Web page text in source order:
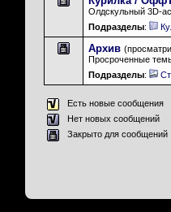
Олдскульный 3D-
Подразделы:
Архив
Просроченные
Подразделы:
Есть новые сообщения
Нет новых сообщений
Закрыто для сообщений